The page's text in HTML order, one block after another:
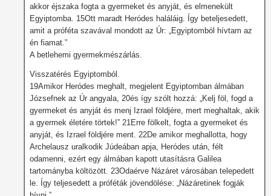
akkor éjszaka fogta a gyermeket és anyját, és elmenekült
Egyiptomba. 15Ott maradt Heródes haláláig. Így beteljesedett,
amit a próféta szavával mondott az Úr: „Egyiptomból hívtam az
én fiamat.”
A betlehemi gyermekmészárlás.
Visszatérés Egyiptomból.
19Amikor Heródes meghalt, megjelent Egyiptomban álmában
Józsefnek az Úr angyala, 20és így szólt hozzá: „Kelj föl, fogd a
gyermeket és anyját és menj Izrael földjére, mert meghaltak, akik
a gyermek életére törtek!” 21Erre fölkelt, fogta a gyermeket és
anyját, és Izrael földjére ment. 22De amikor meghallotta, hogy
Archelausz uralkodik Júdeában apja, Heródes után, félt
odamenni, ezért egy álmában kapott utasításra Galilea
tartományba költözött. 23Odaérve Názáret városában telepedett
le. Így teljesedett a próféták jövendölése: „Názáretinek fogják